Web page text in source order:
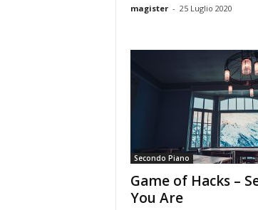
magister - 25 Luglio 2020
Secondo Piano
Game of Hacks –
You Are